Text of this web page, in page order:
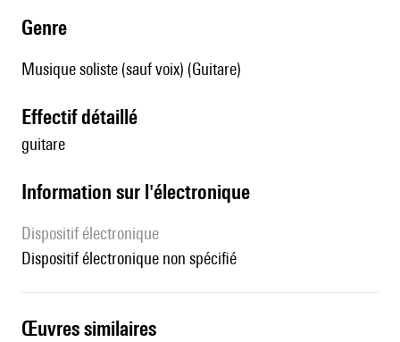
genre
Musique soliste (sauf voix) (Guitare)
effectif détaillé
guitare
Information sur l'électronique
Dispositif électronique
dispositif électronique non spécifié
œuvres similaires